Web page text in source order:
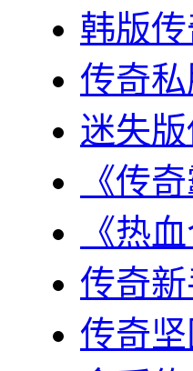
韩版
传奇
迷失
《传
《热
传奇
传奇